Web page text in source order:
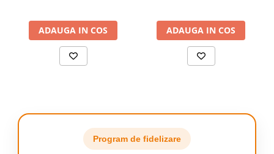
Dual, Negru
ADAUGA IN COS
grame, Buton mute, Negru
ADAUGA IN COS
Program de fidelizare